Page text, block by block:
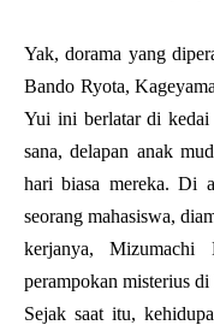
Yak, dorama yang
Bando Ryota,
Yui ini berlatar di
sana, delapan anak
hari biasa mereka.Di
seorang mahasiswa,
kerjanya, Mizumachi
perampokan misterius
Sejak saat itu,